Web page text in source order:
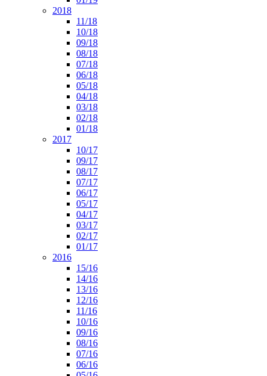
2018
11/18
10/18
09/18
08/18
07/18
06/18
05/18
04/18
03/18
02/18
01/18
2017
10/17
09/17
08/17
07/17
06/17
05/17
04/17
03/17
02/17
01/17
2016
15/16
14/16
13/16
12/16
11/16
10/16
09/16
08/16
07/16
06/16